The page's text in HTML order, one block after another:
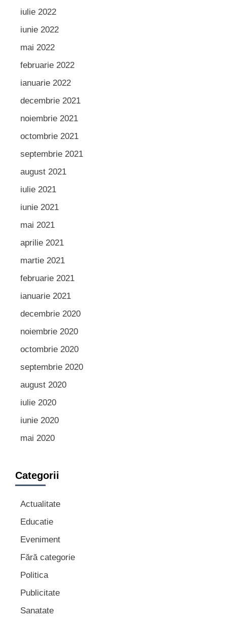
iulie 2022
iunie 2022
mai 2022
februarie 2022
ianuarie 2022
decembrie 2021
noiembrie 2021
octombrie 2021
septembrie 2021
august 2021
iulie 2021
iunie 2021
mai 2021
aprilie 2021
martie 2021
februarie 2021
ianuarie 2021
decembrie 2020
noiembrie 2020
octombrie 2020
septembrie 2020
august 2020
iulie 2020
iunie 2020
mai 2020
Categorii
Actualitate
Educatie
Eveniment
Fără categorie
Politica
Publicitate
Sanatate